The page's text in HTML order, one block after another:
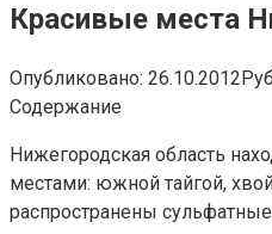
Красивые места
Опубликовано: 26.10.2012
Содержание
Нижегородская область
местами: южной тайгой,
распространены